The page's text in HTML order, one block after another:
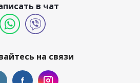
в чат
на связи